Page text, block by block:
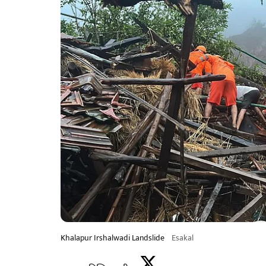
Khalapur Irshalwadi Landslide Esakal